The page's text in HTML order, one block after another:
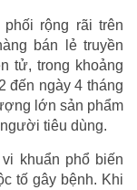
rộng rãi trên
bán lẻ truyền
tử, trong khoảng
đến ngày 4 tháng
lớn sản phẩm
tiêu dùng.
khuẩn phổ biến
tố gây bệnh. Khi